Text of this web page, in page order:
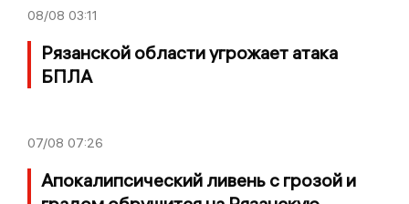
08/08 03:11
Рязанской области угрожает атака
БПЛА
07/08 07:26
Апокалипсический ливень с грозой и